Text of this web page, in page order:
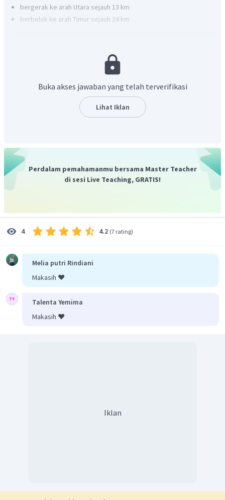
bergerak ke arah Utara sejauh 13 km
berbelok ke arah Timur sejauh 24 km
Jadi, jawaban yang tepat adalah 26 km.
Buka akses jawaban yang telah terverifikasi
Lihat Iklan
Perdalam pemahamanmu bersama Master Teacher
di sesi Live Teaching, GRATIS!
4 4.2 (7 rating)
Melia putri Rindiani
Makasih ❤️
Talenta Yemima
Makasih ❤️
Iklan